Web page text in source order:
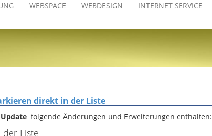
WEBSPACE WEBDESIGN INTERNET SERVICE
direkt in der Liste
Update folgende Änderungen und Erweiterungen enthalten:
Liste